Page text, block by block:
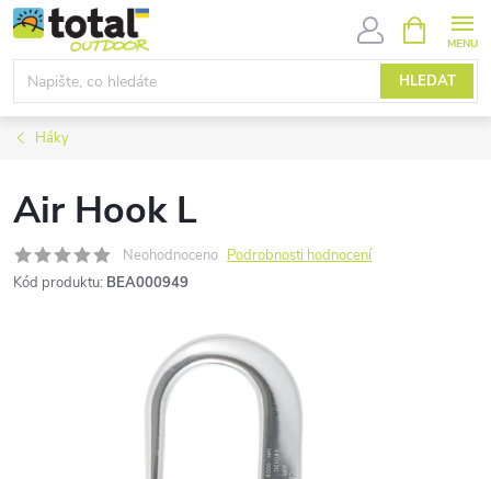
Přejít
na
obsah
HLEDAT
NÁKUPNÍ
KOŠÍK
Háky
Air Hook L
Neohodnoceno Podrobnosti hodnocení
Kód produktu: BEA000949